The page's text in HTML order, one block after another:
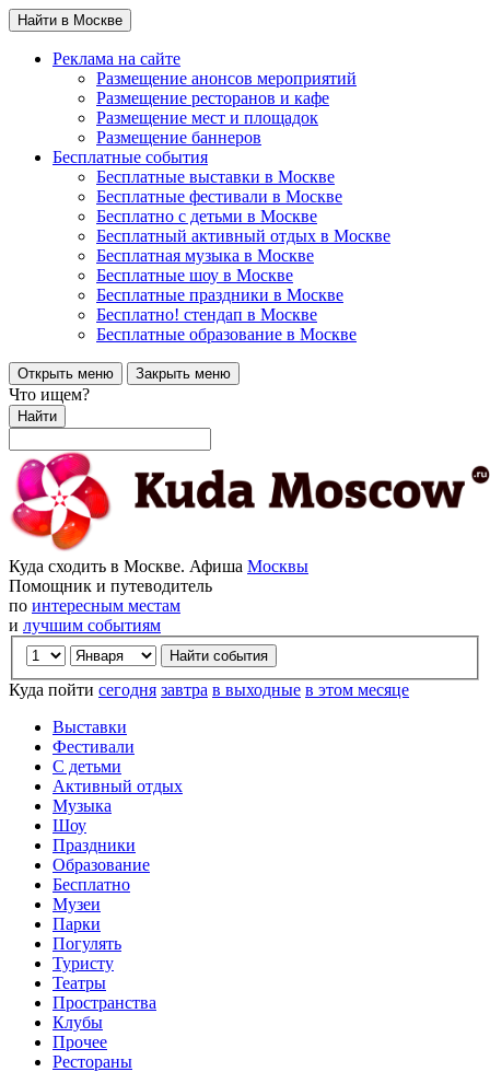
Найти в Москве
Реклама на сайте
Размещение анонсов мероприятий
Размещение ресторанов и кафе
Размещение мест и площадок
Размещение баннеров
Бесплатные события
Бесплатные выставки в Москве
Бесплатные фестивали в Москве
Бесплатно с детьми в Москве
Бесплатный активный отдых в Москве
Бесплатная музыка в Москве
Бесплатные шоу в Москве
Бесплатные праздники в Москве
Бесплатно! стендап в Москве
Бесплатные образование в Москве
Открыть меню Закрыть меню
Что ищем?
Найти
Куда сходить в Москве. Афиша Москвы
Помощник и путеводитель
по интересным местам
и лучшим событиям
Куда пойти сегодня завтра в выходные в этом месяце
Выставки
Фестивали
С детьми
Активный отдых
Музыка
Шоу
Праздники
Образование
Бесплатно
Музеи
Парки
Погулять
Туристу
Театры
Пространства
Клубы
Прочее
Рестораны